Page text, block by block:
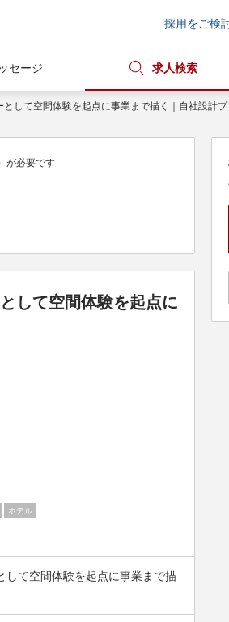
採用をご検
セージ 求人検索
して空間体験を起点に事業まで描く｜自社設計
が必要です
して空間体験を起点に
ホテル
して空間体験を起点に事業まで描